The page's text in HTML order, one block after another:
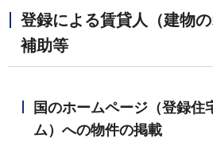
登録による賃貸人（建物
補助等
国のホームページ（登録住
ム）への物件の掲載